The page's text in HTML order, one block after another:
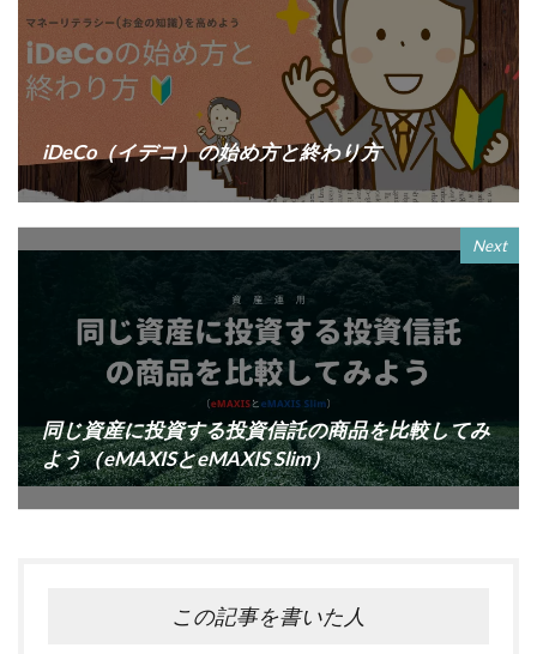
iDeCo（イデコ）の始め方と終わり方
Next
同じ資産に投資する投資信託の商品を比較してみ
よう（eMAXISとeMAXIS Slim）
この記事を書いた人